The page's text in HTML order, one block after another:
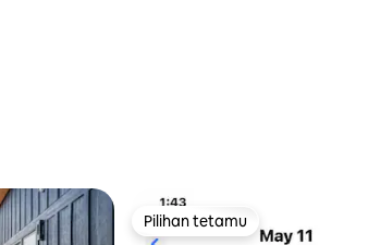
Pilihan tetamu
Pilihan tetamu